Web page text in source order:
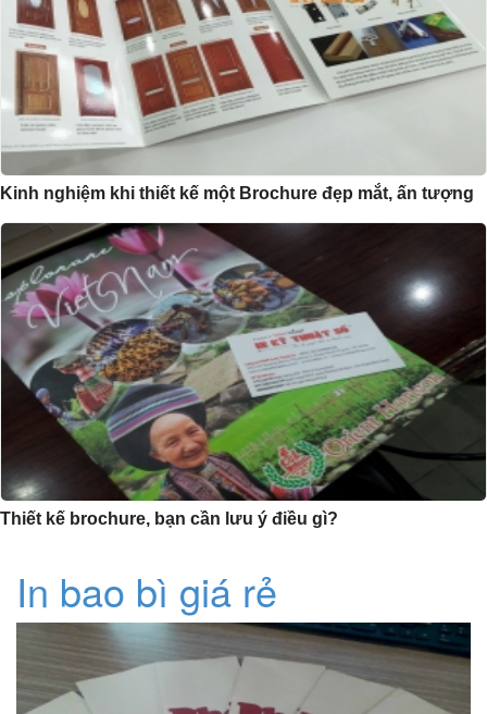
Kinh nghiệm khi thiết kế một Brochure đẹp mắt, ấn tượng
Thiết kế brochure, bạn cần lưu ý điều gì?
In bao bì giá rẻ